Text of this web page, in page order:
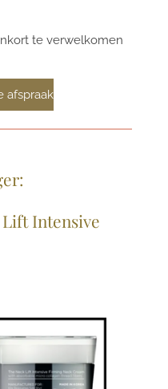
te verwelkomen
afspraak
Lift Intensive